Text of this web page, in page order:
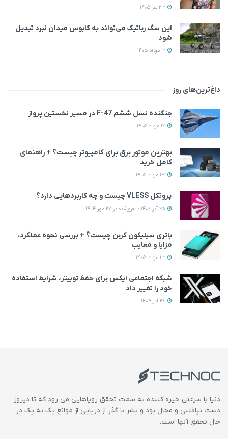
این سگ رباتیک می‌تواند به کابوس میدان نبرد تبدیل
شود
داغ‌ترین‌های روز
جنگنده نسل ششم F-47 در مسیر نخستین پرواز
بهترین موتور برق برای کامپیوتر چیست؟ + راهنمای
کامل خرید
پروتکل VLESS چیست و چه کاربردهایی دارد؟
باتری سیلیکون کربن چیست؟ + بررسی نحوه عملکرد،
مزایا و معایب
شبکه اجتماعی ایکس برای حفظ توییتر، شرایط استفاده
خود را تغییر داد
دنیا با سرعتی خیره کننده به سمت تحقق رویاهایی می رود که تا دیروز
دست نیافتنی و محال بود و بشر با گذر از دریایی از موانع یک به یک در
حال تحقق آنها است.